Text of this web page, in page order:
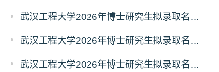
武汉工程大学2026年博士研究生拟录取名单公示（普通招考）（第四批）
武汉工程大学2026年博士研究生拟录取名单公示（普通招考）（第五批）
武汉工程大学2026年博士研究生拟录取名单公示（普通招考）（第六批）